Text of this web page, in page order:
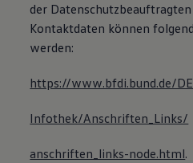
der
Kontaktdaten können
werden:
https://www.bfdi.bund.de/
Infothek/Anschriften_Links/
anschriften_links-node.html.